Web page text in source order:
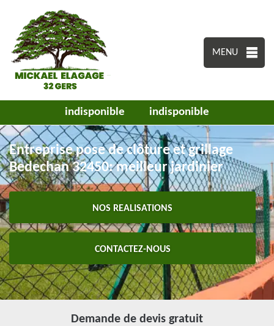
MENU
indisponible indisponible
Entreprise pose de clôture et grillage
Bedechan 32450: meilleur jardinier
NOS REALISATIONS
CONTACTEZ-NOUS
Demande de devis gratuit